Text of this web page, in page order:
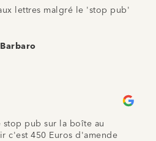
lettres malgré le 'stop pub'
stop pub sur la boîte au
c'est 450 Euros d'amende